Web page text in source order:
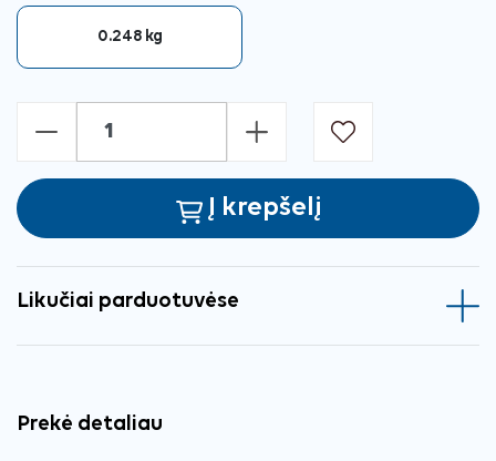
0.248 kg
- +
Į krepšelį
Likučiai parduotuvėse
Prekė detaliau